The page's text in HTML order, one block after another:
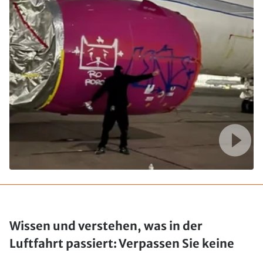
Wissen und verstehen, was in der
Luftfahrt passiert: Verpassen Sie keine